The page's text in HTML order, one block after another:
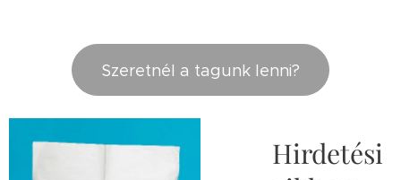
Szeretnél a tagunk lenni?
Hirdetési